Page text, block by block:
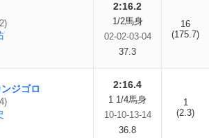
2:16.2
1/2馬身
02-02-03-04
37.3
16
(175.7)
ジゴロ 2:16.4
1 1/4馬身
10-10-13-14
36.8
1
(2.3)